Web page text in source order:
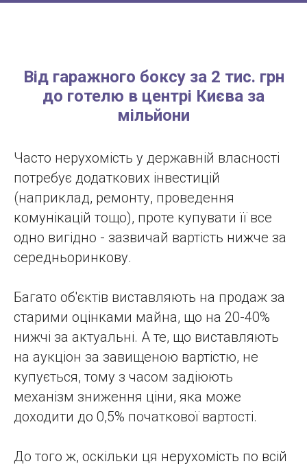
Від гаражного боксу за 2 тис. грн
до готелю в центрі Києва за
мільйони
Часто нерухомість у державній власності
потребує додаткових інвестицій
(наприклад, ремонту, проведення
комунікацій тощо), проте купувати її все
одно вигідно - зазвичай вартість нижче за
середньоринкову.
Багато об'єктів виставляють на продаж за
старими оцінками майна, що на 20-40%
нижчі за актуальні. А те, що виставляють
на аукціон за завищеною вартістю, не
купується, тому з часом задіюють
механізм зниження ціни, яка може
доходити до 0,5% початкової вартості.
До того ж, оскільки ця нерухомість по всій